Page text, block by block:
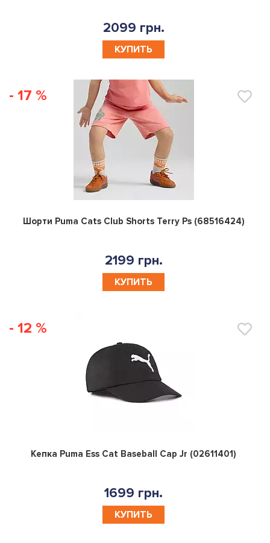
2099 грн.
КУПИТЬ
- 17 %
0
Шорти Puma Cats Club Shorts Terry Ps (68516424)
2199 грн.
КУПИТЬ
- 12 %
0
Кепка Puma Ess Cat Baseball Cap Jr (02611401)
1699 грн.
КУПИТЬ